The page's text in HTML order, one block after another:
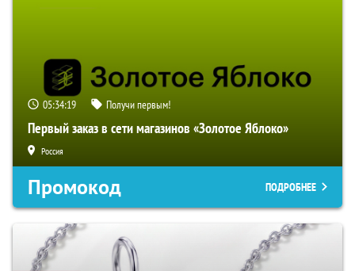
05:34:18 Получи первым!
Первый заказ в сети магазинов «Золотое Яблоко»
Россия
Промокод ПОДРОБНЕЕ